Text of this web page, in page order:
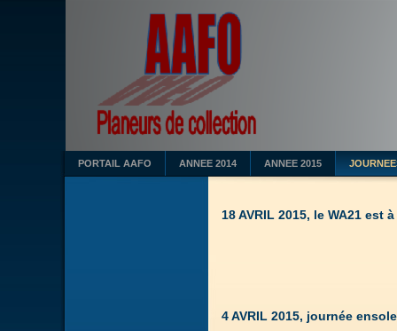
PORTAIL AAFO ANNEE 2014 ANNEE 2015
18 AVRIL 2015, le WA21 est
4 AVRIL 2015, journée